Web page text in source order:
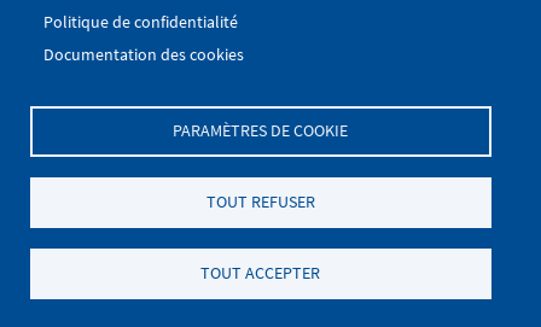
Politique de confidentialité
Documentation des cookies
PARAMÈTRES DE COOKIE
TOUT REFUSER
TOUT ACCEPTER
Menu
compte
l'utilisateur
page
Politique de confidentialité